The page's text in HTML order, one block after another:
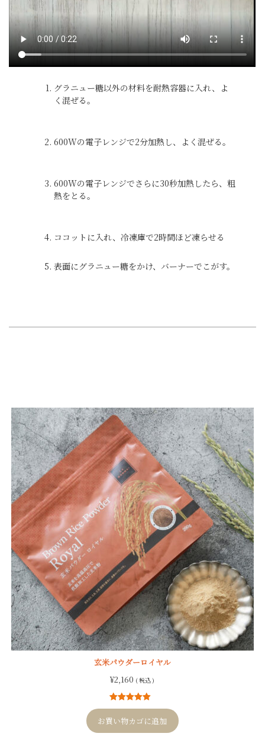
グラニュー糖以外の材料を耐熱容器に入れ、よ
く混ぜる。
600Wの電子レンジで2分加熱し、よく混ぜる。
600Wの電子レンジでさらに30秒加熱したら、粗
熱をとる。
ココットに入れ、冷凍庫で2時間ほど凍らせる
表面にグラニュー糖をかけ、バーナーでこがす。
玄米パウダーロイヤル
¥2,160 ( 税込 )
4
件の利用者
評価に基づ
く5段階評価
のうち、
お買い物カゴに追加